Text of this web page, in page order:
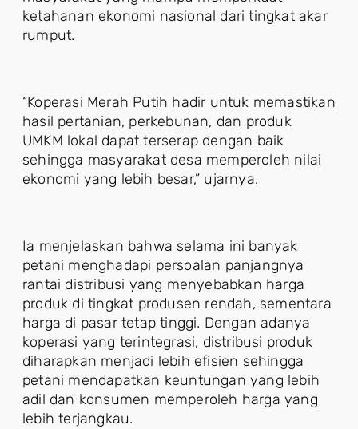
ketahanan ekonomi nasional dari tingkat akar
rumput.
“Koperasi Merah Putih hadir untuk memastikan
hasil pertanian, perkebunan, dan produk
UMKM lokal dapat terserap dengan baik
sehingga masyarakat desa memperoleh nilai
ekonomi yang lebih besar,” ujarnya.
Ia menjelaskan bahwa selama ini banyak
petani menghadapi persoalan panjangnya
rantai distribusi yang menyebabkan harga
produk di tingkat produsen rendah, sementara
harga di pasar tetap tinggi. Dengan adanya
koperasi yang terintegrasi, distribusi produk
diharapkan menjadi lebih efisien sehingga
petani mendapatkan keuntungan yang lebih
adil dan konsumen memperoleh harga yang
lebih terjangkau.